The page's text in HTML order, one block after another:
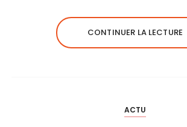
CONTINUER LA LECTURE
ACTU